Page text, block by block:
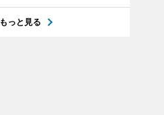
もっと見る